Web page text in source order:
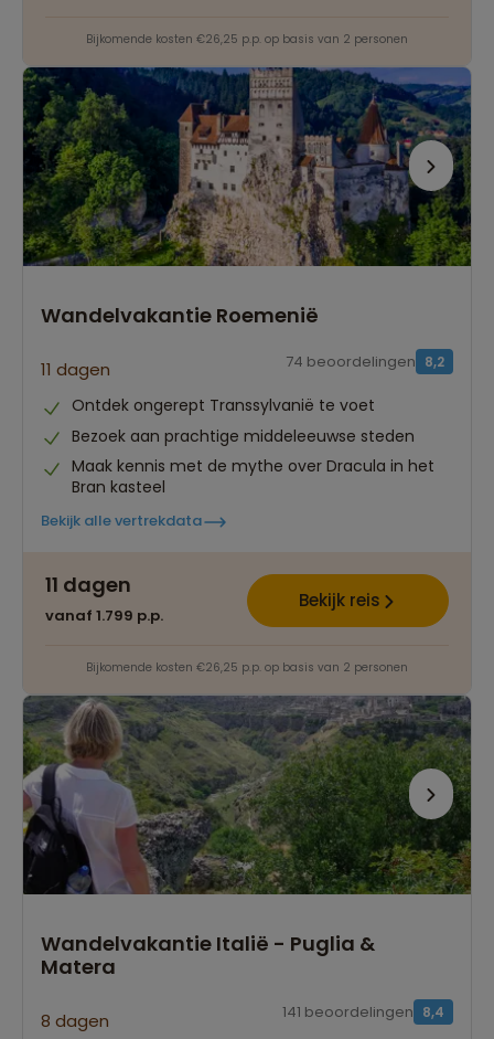
Bijkomende kosten €26,25 p.p. op basis van 2 personen
Wandelvakantie Roemenië
11 dagen 8,2
74 beoordelingen
Ontdek ongerept Transsylvanië te voet
Bezoek aan prachtige middeleeuwse steden
Maak kennis met de mythe over Dracula in het
Bran kasteel
Bekijk alle vertrekdata
11 dagen
vanaf 1.799 p.p.
Bekijk reis
Bijkomende kosten €26,25 p.p. op basis van 2 personen
Wandelvakantie Italië - Puglia &
Matera
8 dagen 8,4
141 beoordelingen